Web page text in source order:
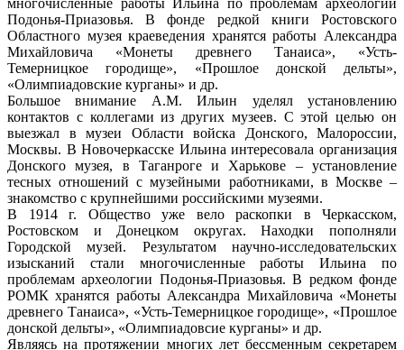
Подонья-Приазовья. В фонде редкой книги Ростовского
Областного музея краеведения хранятся работы Александра
Михайловича «Монеты древнего Танаиса», «Усть-
Темерницкое городище», «Прошлое донской дельты»,
«Олимпиадовские курганы» и др.
Большое внимание А.М. Ильин уделял установлению
контактов с коллегами из других музеев. С этой целью он
выезжал в музеи Области войска Донского, Малороссии,
Москвы. В Новочеркасске Ильина интересовала организация
Донского музея, в Таганроге и Харькове – установление
тесных отношений с музейными работниками, в Москве –
знакомство с крупнейшими российскими музеями.
В 1914 г. Общество уже вело раскопки в Черкасском,
Ростовском и Донецком округах. Находки пополняли
Городской музей. Результатом научно-исследовательских
изысканий стали многочисленные работы Ильина по
проблемам археологии Подонья-Приазовья. В редком фонде
РОМК хранятся работы Александра Михайловича «Монеты
древнего Танаиса», «Усть-Темерницкое городище», «Прошлое
донской дельты», «Олимпиадовсие курганы» и др.
Являясь на протяжении многих лет бессменным секретарем